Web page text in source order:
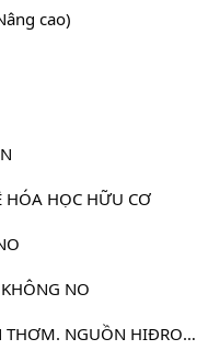
cao)
HÓA HỌC HỮU CƠ
NO
CHƯƠNG VII. HIĐROCABON THƠM. NGUỒN HIĐROCABON THIÊN NHIÊN